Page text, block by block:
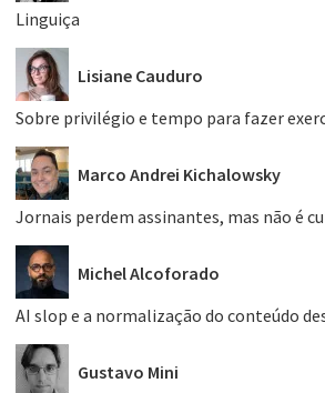
Linguiça
Lisiane Cauduro
Sobre privilégio e tempo para fazer
Marco Andrei Kichalowsky
Jornais perdem assinantes, mas não é
Michel Alcoforado
AI slop e a normalização do conteúdo
Gustavo Mini